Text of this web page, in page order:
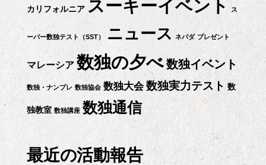
ョ
カリフォルニア スーキーイベント ス
ーパー数独テスト（SST） ニュース ネバダ プレゼント
マレーシア 数独の夕べ数独イベント
数独・ナンプレ 数独協会 数独大会 数独実力テスト 数
独教室 数独講座 数独通信
最近の活動報告